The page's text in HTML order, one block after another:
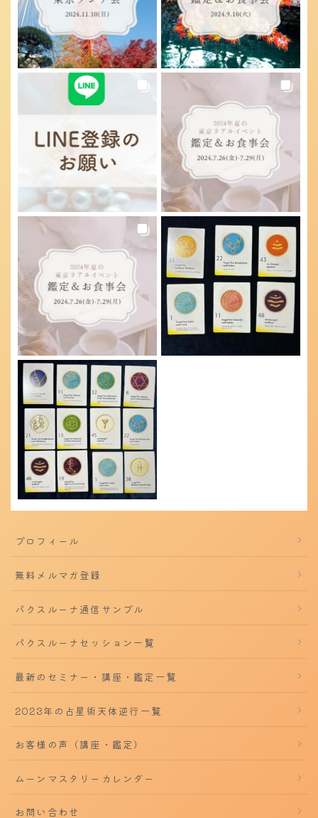
プロフィール
無料メルマガ登録
パクスルーナ通信サンプル
パクスルーナセッション一覧
最新のセミナー・講座・鑑定一覧
2023年の占星術天体逆行一覧
お客様の声（講座・鑑定）
ムーンマスタリーカレンダー
お問い合わせ